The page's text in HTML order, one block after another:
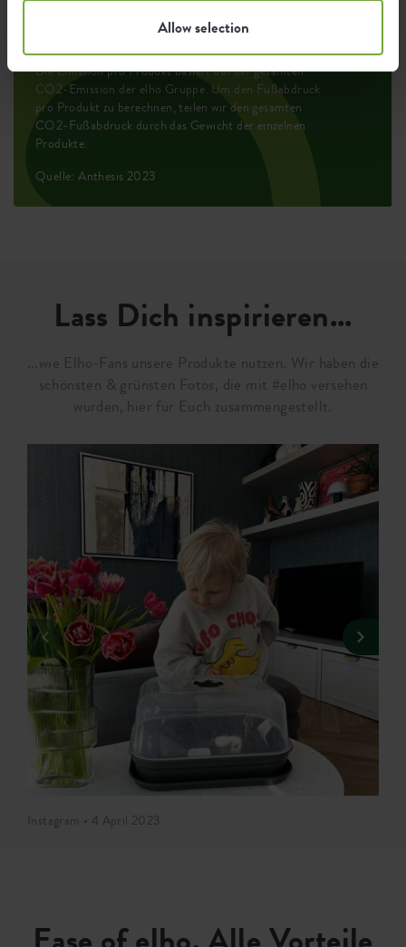
Allow selection
kWh
Die Emission pro Produkt basiert auf der gesamten
CO2-Emission der elho Gruppe. Um den Fußabdruck
pro Produkt zu berechnen, teilen wir den gesamten
CO2-Fußabdruck durch das Gewicht der einzelnen
Produkte.
Quelle: Anthesis 2023
Lass Dich inspirieren...
...wie Elho-Fans unsere Produkte nutzen. Wir haben die
schönsten & grünsten Fotos, die mit #elho versehen
wurden, hier für Euch zusammengestellt.
Instagram • 4 April 2023